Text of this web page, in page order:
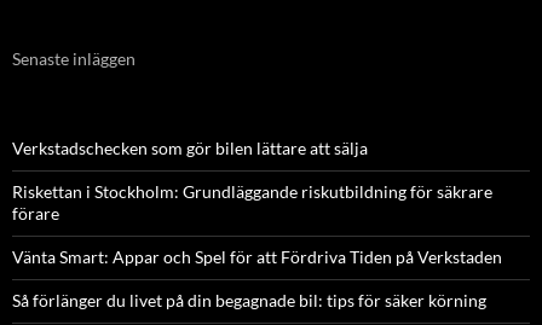
Senaste inläggen
Verkstadschecken som gör bilen lättare att sälja
Riskettan i Stockholm: Grundläggande riskutbildning för säkrare
förare
Vänta Smart: Appar och Spel för att Fördriva Tiden på Verkstaden
Så förlänger du livet på din begagnade bil: tips för säker körning